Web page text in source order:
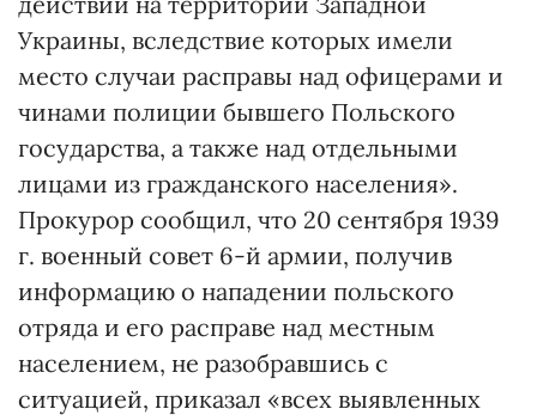
Украины, вследствие которых имели
место случаи расправы над офицерами и
чинами полиции бывшего Польского
государства, а также над отдельными
лицами из гражданского населения».
Прокурор сообщил, что 20 сентября 1939
г. военный совет 6-й армии, получив
информацию о нападении польского
отряда и его расправе над местным
населением, не разобравшись с
ситуацией, приказал «всех выявленных